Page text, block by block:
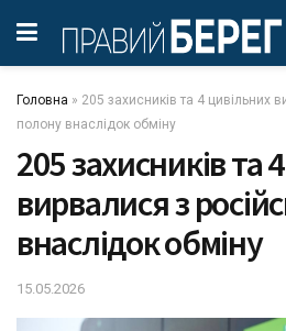
Головна » 205 захисників та 4 цивільних
полону внаслідок обміну
205 захисників та
вирвалися з
внаслідок обміну
15.05.2026